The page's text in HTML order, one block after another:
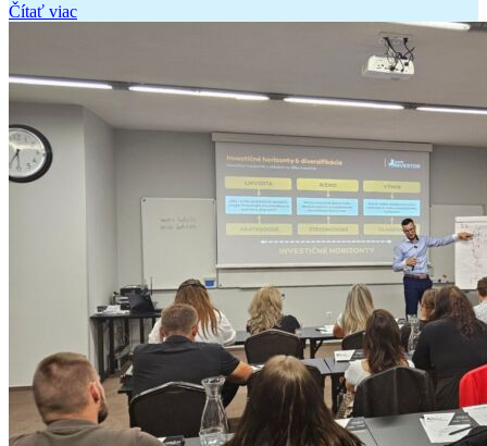
Čítať viac